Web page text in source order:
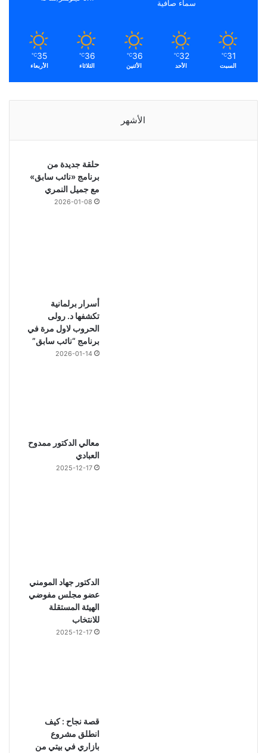
سماء صافية
31
℃
السبت
32
℃
الأحد
36
℃
الأثنين
36
℃
الثلاثاء
35
℃
الأربعاء
الأشهر
حلقة جديدة من
برنامج «نائب سابق»
مع جميل النمري
2026-01-08
أسرار برلمانية
تكشفها د. رولى
الحروب لاول مرة في
برنامج “نائب سابق”
2026-01-14
معالي الدكتور ممدوح
العبادي
2025-12-17
الدكتور جهاد المومني
عضو مجلس مفوضي
الهيئة المستقلة
للانتخاب
2025-12-17
قصة نجاح : كيف
انطلق مشروع
بازاري في بيتي من